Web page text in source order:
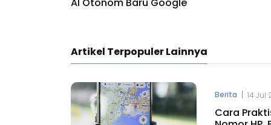
Artikel Terpopuler Lainnya
Berita 14 Jul
Cara